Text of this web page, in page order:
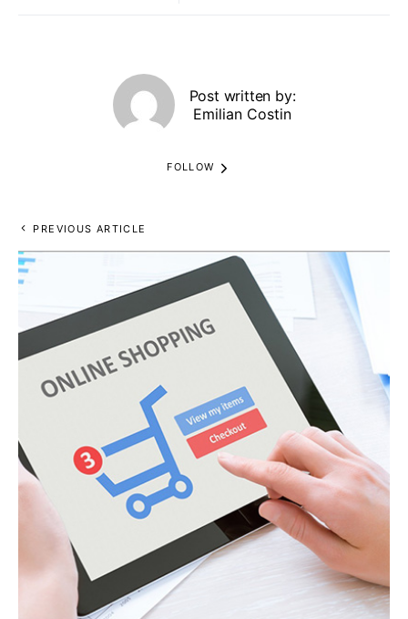
Post written by:
Emilian Costin
FOLLOW
PREVIOUS ARTICLE